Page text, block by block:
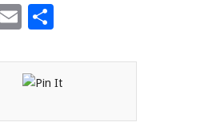
Email